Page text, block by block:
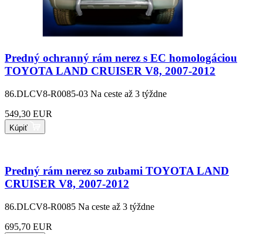
Predný ochranný rám nerez s EC homologáciou
TOYOTA LAND CRUISER V8, 2007-2012
86.DLCV8-R0085-03 Na ceste až 3 týždne
549,30 EUR
Kúpiť
Predný rám nerez so zubami TOYOTA LAND
CRUISER V8, 2007-2012
86.DLCV8-R0085 Na ceste až 3 týždne
695,70 EUR